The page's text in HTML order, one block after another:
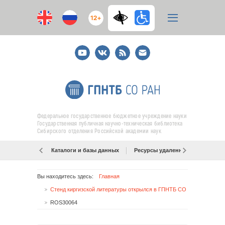
12+
YoutubeВКонтакте
RSS
E-
mail
подписка
Федеральное государственное бюджетное учреждение науки
Государственная публичная научно-техническая библиотека
Сибирского отделения Российской академии наук
Каталоги и базы данных Ресурсы удаленного доступа
Вы находитесь здесь: Главная
ROS30064